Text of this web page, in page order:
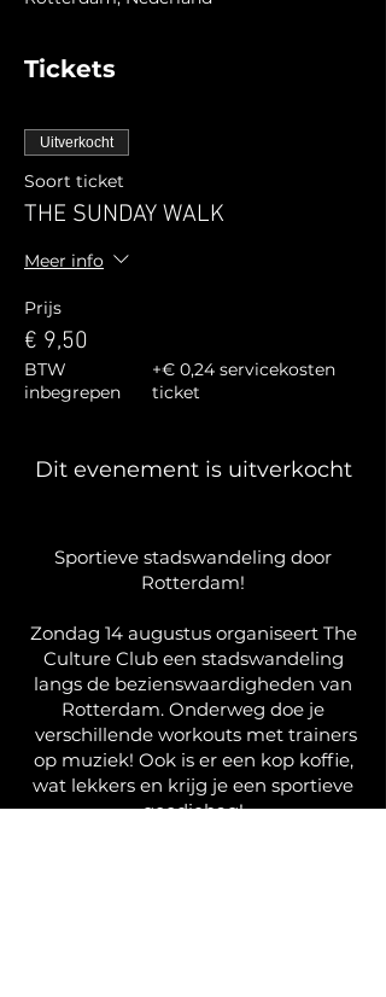
Tickets
Uitverkocht
Soort ticket
THE SUNDAY WALK
Meer info
Prijs
€ 9,50
BTW
inbegrepen
+€ 0,24 servicekosten
ticket
Dit evenement is uitverkocht
Sportieve stadswandeling door
Rotterdam!
Zondag 14 augustus organiseert The
Culture Club een stadswandeling
langs de bezienswaardigheden van
Rotterdam. Onderweg doe je
verschillende workouts met trainers
op muziek! Ook is er een kop koffie,
wat lekkers en krijg je een sportieve
goodiebag!